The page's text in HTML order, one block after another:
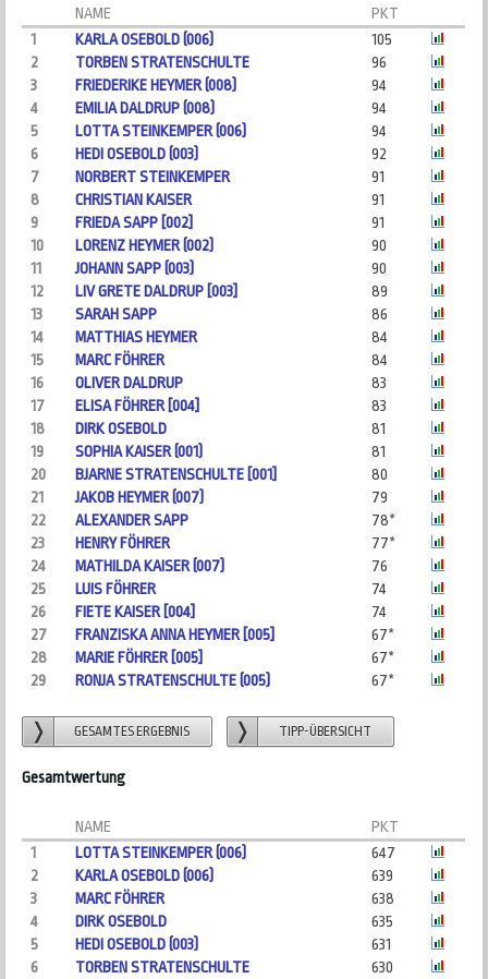
NAME
PKT
1
KARLA OSEBOLD (006)
105
2
TORBEN STRATENSCHULTE
96
3
FRIEDERIKE HEYMER (008)
94
4
EMILIA DALDRUP (008)
94
5
LOTTA STEINKEMPER (006)
94
6
HEDI OSEBOLD (003)
92
7
NORBERT STEINKEMPER
91
8
CHRISTIAN KAISER
91
9
FRIEDA SAPP [002]
91
10
LORENZ HEYMER (002)
90
11
JOHANN SAPP (003)
90
12
LIV GRETE DALDRUP [003]
89
13
SARAH SAPP
86
14
MATTHIAS HEYMER
84
15
MARC FÖHRER
84
16
OLIVER DALDRUP
83
17
ELISA FÖHRER [004]
83
18
DIRK OSEBOLD
81
19
SOPHIA KAISER (001)
81
20
BJARNE STRATENSCHULTE [001]
80
21
JAKOB HEYMER (007)
79
22
ALEXANDER SAPP
78*
23
HENRY FÖHRER
77*
24
MATHILDA KAISER (007)
76
25
LUIS FÖHRER
74
26
FIETE KAISER [004]
74
27
FRANZISKA ANNA HEYMER [005]
67*
28
MARIE FÖHRER [005]
67*
29
RONJA STRATENSCHULTE (005) 67*
GESAMTES ERGEBNIS TIPP-ÜBERSICHT
Gesamtwertung
NAME
PKT
1
LOTTA STEINKEMPER (006)
647
2
KARLA OSEBOLD (006)
639
3
MARC FÖHRER
638
4
DIRK OSEBOLD
635
5
HEDI OSEBOLD (003)
631
6
TORBEN STRATENSCHULTE
630